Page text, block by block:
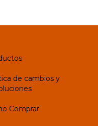
de cambios y
Comprar